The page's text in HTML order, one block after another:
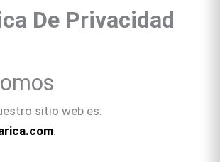
De Privacidad
sitio web es:
.